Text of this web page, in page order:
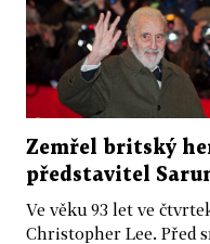
Zemřel britský
představitel
Ve věku 93 let ve
Christopher Lee. Před